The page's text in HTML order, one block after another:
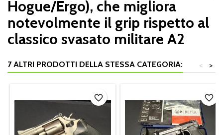
Hogue/Ergo), che migliora
notevolmente il grip rispetto al
classico svasato militare A2
7 ALTRI PRODOTTI DELLA STESSA CATEGORIA: >
<
favorite_border favorite_border